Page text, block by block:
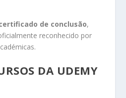
de conclusão,
reconhecido por
DA UDEMY